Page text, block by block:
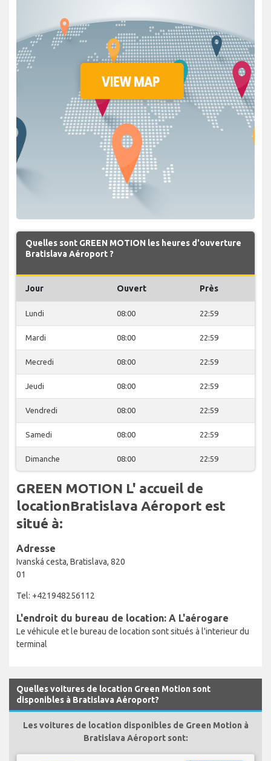
Quelles sont GREEN MOTION les heures d'ouverture
Bratislava Aéroport ?
Jour Ouvert Près
Lundi 08:00 22:59
Mardi 08:00 22:59
Mecredi 08:00 22:59
Jeudi 08:00 22:59
Vendredi 08:00 22:59
Samedi 08:00 22:59
Dimanche 08:00 22:59
GREEN MOTION L' accueil de
locationBratislava Aéroport est
situé à:
Adresse
Ivanská cesta, Bratislava, 820
01
Tel: +421948256112
L'endroit du bureau de location: A L'aérogare
Le véhicule et le bureau de location sont situés à l'interieur du
terminal
Quelles voitures de location Green Motion sont
disponibles à Bratislava Aéroport?
Les voitures de location disponibles de Green Motion à
Bratislava Aéroport sont: